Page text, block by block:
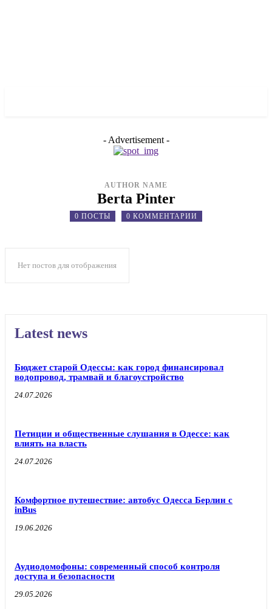
- Advertisement -
AUTHOR NAME
Berta Pinter
0 ПОСТЫ 0 КОММЕНТАРИИ
Нет постов для отображения
Latest news
Бюджет старой Одессы: как город финансировал
водопровод, трамвай и благоустройство
24.07.2026
Петиции и общественные слушания в Одессе: как
влиять на власть
24.07.2026
Комфортное путешествие: автобус Одесса Берлин с
inBus
19.06.2026
Аудиодомофоны: современный способ контроля
доступа и безопасности
29.05.2026